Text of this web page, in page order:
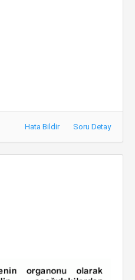
Hata Bildir Soru Detay